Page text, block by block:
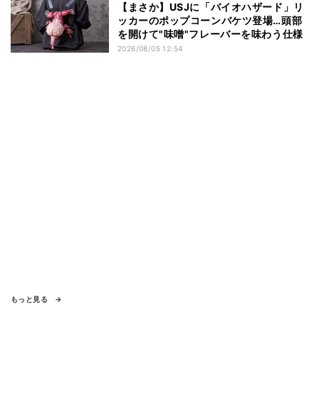
【まさか】USJに「バイオハザード」リ
ッカーのポップコーンバケツ登場…頭部
を開けて"味噌"フレーバーを味わう仕様
2026/08/05 12:54
もっと見る